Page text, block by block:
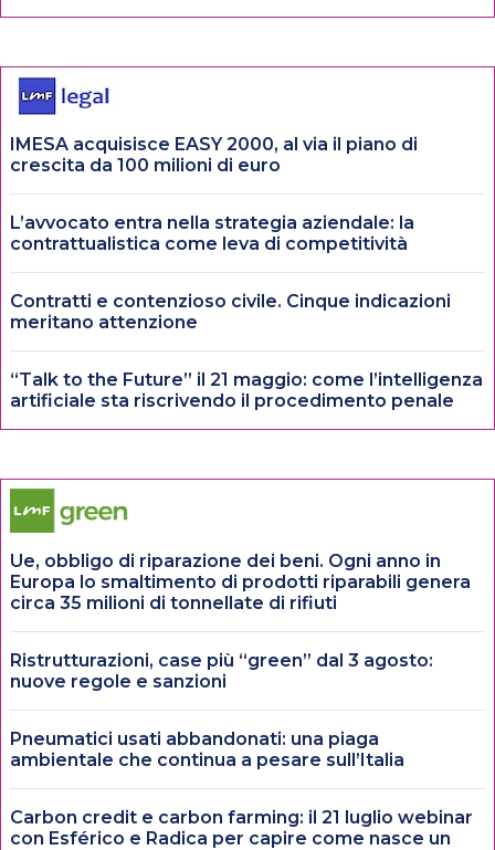
IMESA acquisisce EASY 2000, al via il piano di
crescita da 100 milioni di euro
L’avvocato entra nella strategia aziendale: la
contrattualistica come leva di competitività
Contratti e contenzioso civile. Cinque indicazioni
meritano attenzione
“Talk to the Future” il 21 maggio: come l’intelligenza
artificiale sta riscrivendo il procedimento penale
Ue, obbligo di riparazione dei beni. Ogni anno in
Europa lo smaltimento di prodotti riparabili genera
circa 35 milioni di tonnellate di rifiuti
Ristrutturazioni, case più “green” dal 3 agosto:
nuove regole e sanzioni
Pneumatici usati abbandonati: una piaga
ambientale che continua a pesare sull’Italia
Carbon credit e carbon farming: il 21 luglio webinar
con Esférico e Radica per capire come nasce un